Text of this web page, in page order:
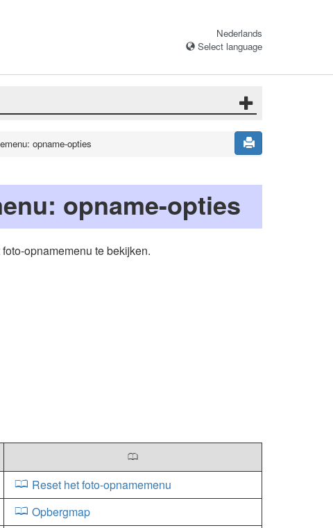
Nederlands
Select language
opname-opties
opname-opties
opnamemenu te bekijken.
0
Reset het foto-opnamemenu
Opbergmap